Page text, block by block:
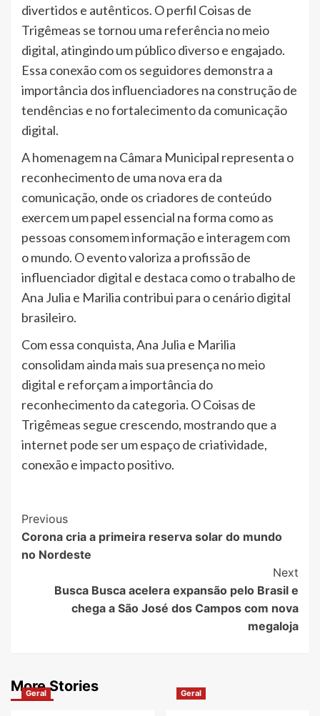
divertidos e autênticos. O perfil Coisas de
Trigêmeas se tornou uma referência no meio
digital, atingindo um público diverso e engajado.
Essa conexão com os seguidores demonstra a
importância dos influenciadores na construção de
tendências e no fortalecimento da comunicação
digital.
A homenagem na Câmara Municipal representa o
reconhecimento de uma nova era da
comunicação, onde os criadores de conteúdo
exercem um papel essencial na forma como as
pessoas consomem informação e interagem com
o mundo. O evento valoriza a profissão de
influenciador digital e destaca como o trabalho de
Ana Julia e Marilia contribui para o cenário digital
brasileiro.
Com essa conquista, Ana Julia e Marilia
consolidam ainda mais sua presença no meio
digital e reforçam a importância do
reconhecimento da categoria. O Coisas de
Trigêmeas segue crescendo, mostrando que a
internet pode ser um espaço de criatividade,
conexão e impacto positivo.
Post
Navigation
Previous
Corona cria a primeira reserva solar do mundo
no Nordeste
Next
Busca Busca acelera expansão pelo Brasil e
chega a São José dos Campos com nova
megaloja
More Stories
Geral Geral